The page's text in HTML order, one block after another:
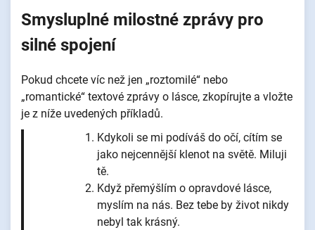
Smysluplné milostné zprávy pro
silné spojení
Pokud chcete víc než jen „roztomilé“ nebo
„romantické“ textové zprávy o lásce, zkopírujte a vložte
je z níže uvedených příkladů.
Kdykoli se mi podíváš do očí, cítím se
jako nejcennější klenot na světě. Miluji
tě.
Když přemýšlím o opravdové lásce,
myslím na nás. Bez tebe by život nikdy
nebyl tak krásný.